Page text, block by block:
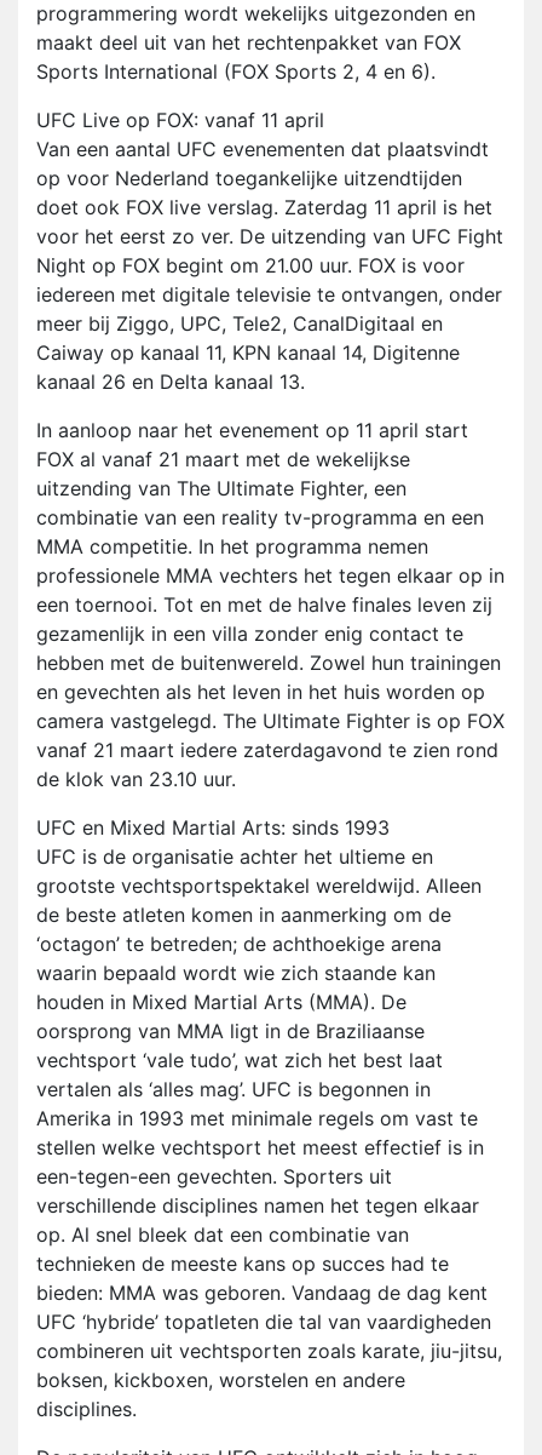
programmering wordt wekelijks uitgezonden en
maakt deel uit van het rechtenpakket van FOX
Sports International (FOX Sports 2, 4 en 6).
UFC Live op FOX: vanaf 11 april
Van een aantal UFC evenementen dat plaatsvindt
op voor Nederland toegankelijke uitzendtijden
doet ook FOX live verslag. Zaterdag 11 april is het
voor het eerst zo ver. De uitzending van UFC Fight
Night op FOX begint om 21.00 uur. FOX is voor
iedereen met digitale televisie te ontvangen, onder
meer bij Ziggo, UPC, Tele2, CanalDigitaal en
Caiway op kanaal 11, KPN kanaal 14, Digitenne
kanaal 26 en Delta kanaal 13.
In aanloop naar het evenement op 11 april start
FOX al vanaf 21 maart met de wekelijkse
uitzending van The Ultimate Fighter, een
combinatie van een reality tv-programma en een
MMA competitie. In het programma nemen
professionele MMA vechters het tegen elkaar op in
een toernooi. Tot en met de halve finales leven zij
gezamenlijk in een villa zonder enig contact te
hebben met de buitenwereld. Zowel hun trainingen
en gevechten als het leven in het huis worden op
camera vastgelegd. The Ultimate Fighter is op FOX
vanaf 21 maart iedere zaterdagavond te zien rond
de klok van 23.10 uur.
UFC en Mixed Martial Arts: sinds 1993
UFC is de organisatie achter het ultieme en
grootste vechtsportspektakel wereldwijd. Alleen
de beste atleten komen in aanmerking om de
‘octagon’ te betreden; de achthoekige arena
waarin bepaald wordt wie zich staande kan
houden in Mixed Martial Arts (MMA). De
oorsprong van MMA ligt in de Braziliaanse
vechtsport ‘vale tudo’, wat zich het best laat
vertalen als ‘alles mag’. UFC is begonnen in
Amerika in 1993 met minimale regels om vast te
stellen welke vechtsport het meest effectief is in
een-tegen-een gevechten. Sporters uit
verschillende disciplines namen het tegen elkaar
op. Al snel bleek dat een combinatie van
technieken de meeste kans op succes had te
bieden: MMA was geboren. Vandaag de dag kent
UFC ‘hybride’ topatleten die tal van vaardigheden
combineren uit vechtsporten zoals karate, jiu-jitsu,
boksen, kickboxen, worstelen en andere
disciplines.